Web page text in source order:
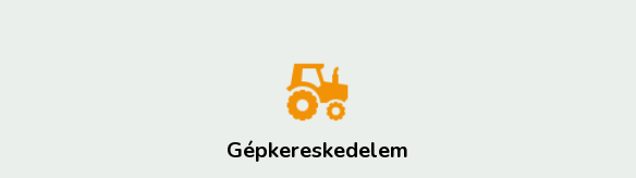
Gépkereskedelem